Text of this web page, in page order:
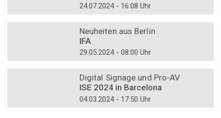
24.07.2024 - 16:08 Uhr
Neuheiten aus Berlin
IFA
29.05.2024 - 08:00 Uhr
Digital Signage und Pro-AV
ISE 2024 in Barcelona
04.03.2024 - 17:50 Uhr